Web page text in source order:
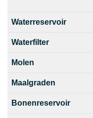
Waterreservoir
Waterfilter
Molen
Maalgraden
Bonenreservoir